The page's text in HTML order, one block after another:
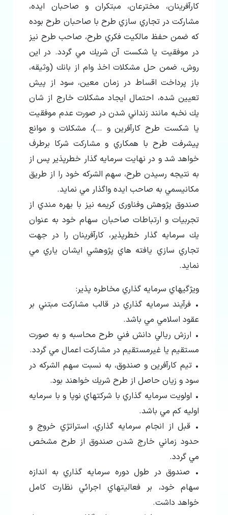
كارآفرينان، مخترعان، مبتكران و صاحبان ايده،
مشاركت در تجاري سازي طرح با صاحبان طرح بوده
كه ضمن حفظ مالكيت فكري طرح، صاحب طرح نيز
در موفقيت يا شكست آن شريك مي گردد. در اين
روش، ضمن حل مشكلات اخذ وام از بانك (وثيقه،
باز پرداخت اقساط در زمان معين، سود از پيش
تعيين شده، احتمال ايجاد مشكلات خارج از شان
يك نخبه مانند زنداني شدن در صورت عدم موفقيت
يا شكست طرح كارآفرين و …)، مشكلات و موانع
پيشرفت طرح با همكاري و مشاركت شركا برطرف
خواهد شد و در نهايت سرمايه گذار خطرپذير پس از
به نتيجه رسيدن طرح، سهم الشركه خود را از طريق
مكانيسمي به صاحب ايده واگذار مي نمايد.
صندوق پژوهش وفناوری کریمه نيز با بهره مندي از
تجربيات و ارتباطات صاحبان سهام خود به عنوان
يك سرمايه گذار خطرپذير، كارآفرينان را در جهت
تجاري سازي يافته هاي پ‍ژوهشي ايشان ياري مي
نمايد.
ويژگيهاي سرمايه گذاري مخاطره پذير:
• فرآيند سرمايه گذاري در قالب مشاركت مبتني بر
عقود اسلامي مي باشد.
• ارزش ريالي دانش فني طرح محاسبه و به صورت
مستقيم يا غيرمستقيم در مشاركت اعمال مي گردد.
• تيم كارآفرين و صندوق، به نسبت سهم الشركه در
سود و زيان حاصل از طرح شريك خواهند بود.
• اولويت سرمايه گذاري با شركتهاي نوپا و با سرمايه
اوليه كم مي باشد.
• قبل از انجام سرمايه گذاري، استراتژي خروج و
حدود زماني خارج شدن صندوق از طرح مشخص
مي گردد.
• صندوق در طول دوره سرمايه گذاري به اندازه
سهام خود، بر فعاليتهاي اجرائي نظارت كامل
خواهد داشت.